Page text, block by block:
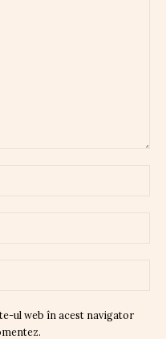
ul web în acest navigator